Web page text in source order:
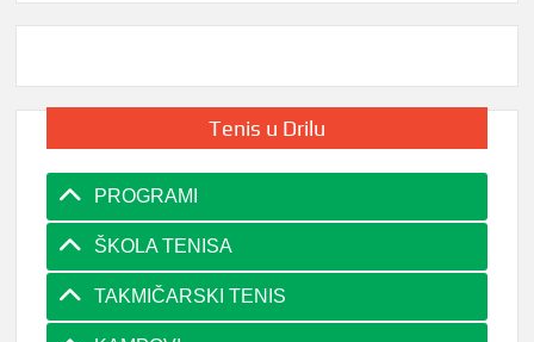
Tenis u Drilu
PROGRAMI
ŠKOLA TENISA
TAKMIČARSKI TENIS